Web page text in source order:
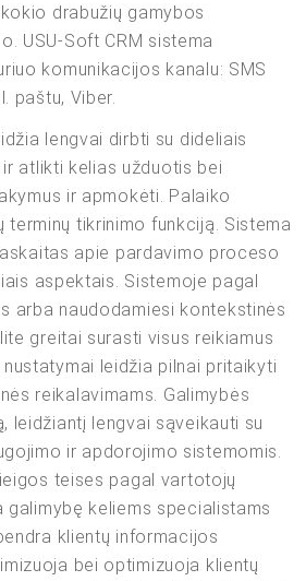
drabužių gamybos
USU-Soft CRM sistema
komunikacijos kanalu: SMS
paštu, Viber.
lengvai dirbti su dideliais
atlikti kelias užduotis bei
ir apmokėti. Palaiko
terminų tikrinimo funkciją. Sistema
apie pardavimo proceso
aspektais. Sistemoje pagal
arba naudodamiesi kontekstinės
greitai surasti visus reikiamus
leidžia pilnai pritaikyti
reikalavimams. Galimybės
leidžiantį lengvai sąveikauti su
ir apdorojimo sistemomis.
teises pagal vartotojų
galimybę keliems specialistams
klientų informacijos
bei optimizuoja klientų